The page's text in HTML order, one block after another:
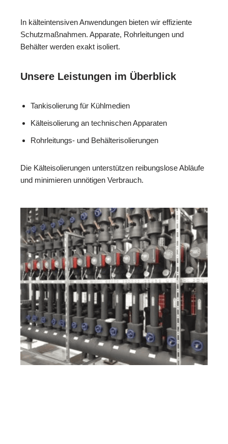
In kälteintensiven Anwendungen bieten wir effiziente
Schutzmaßnahmen. Apparate, Rohrleitungen und
Behälter werden exakt isoliert.
Unsere Leistungen im Überblick
Tankisolierung für Kühlmedien
Kälteisolierung an technischen Apparaten
Rohrleitungs- und Behälterisolierungen
Die Kälteisolierungen unterstützen reibungslose Abläufe
und minimieren unnötigen Verbrauch.